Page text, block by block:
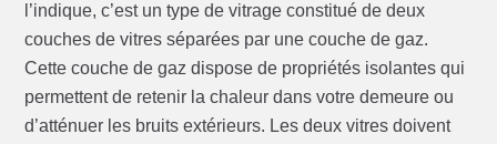
l’indique, c’est un type de vitrage constitué de deux
couches de vitres séparées par une couche de gaz.
Cette couche de gaz dispose de propriétés isolantes qui
permettent de retenir la chaleur dans votre demeure ou
d’atténuer les bruits extérieurs. Les deux vitres doivent